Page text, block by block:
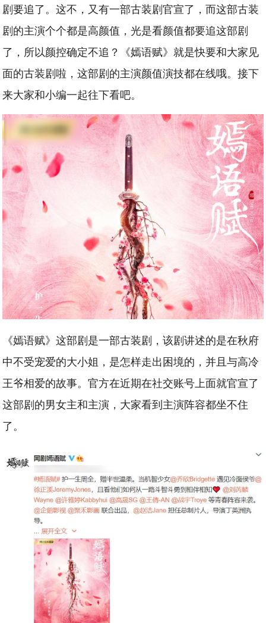
剧要追了。这不，又有一部古装剧官宣了，而这部古装
剧的主演个个都是高颜值，光是看颜值都要追这部剧
了，所以颜控确定不追？《嫣语赋》就是快要和大家见
面的古装剧啦，这部剧的主演颜值演技都在线哦。接下
来大家和小编一起往下看吧。
《嫣语赋》这部剧是一部古装剧，该剧讲述的是在秋府
中不受宠爱的大小姐，是怎样走出困境的，并且与高冷
王爷相爱的故事。官方在近期在社交账号上面就官宣了
这部剧的男女主和主演，大家看到主演阵容都坐不住
了。